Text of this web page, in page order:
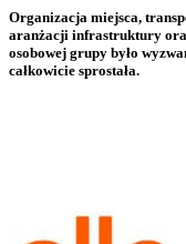
Organizacja miejsca,
aranżacji infrastruktury
osobowej grupy było
całkowicie sprostała.